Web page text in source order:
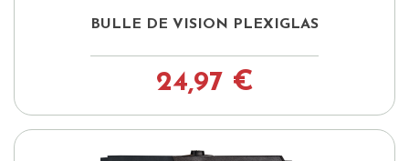
BULLE DE VISION PLEXIGLAS
24,97 €